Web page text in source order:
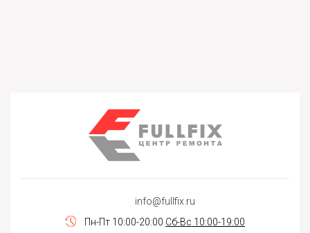
info@fullfix.ru
Пн-Пт 10:00-20:00 Сб-Вс 10:00-19:00